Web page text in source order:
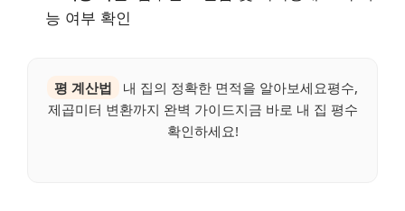
능 여부 확인
평 계산법
내 집의 정확한 면적을 알아보세요평수,
제곱미터 변환까지 완벽 가이드지금 바로 내 집 평수
확인하세요!